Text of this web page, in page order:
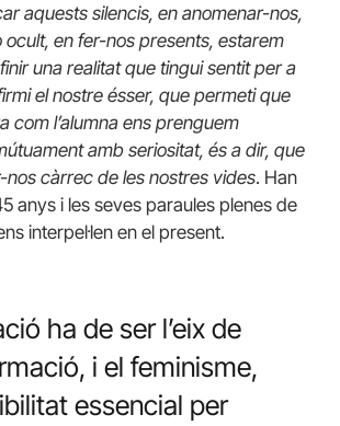
aquests silencis, en anomenar-nos,
ocult, en fer-nos presents, estarem
una realitat que tingui sentit per a
el nostre ésser, que permeti que
com l’alumna ens prenguem
amb seriositat, és a dir, que
càrrec de les nostres vides. Han
anys i les seves paraules plenes de
interpel·len en el present.
ha de ser l’eix de
i el feminisme,
essencial per